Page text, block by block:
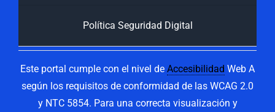
Política Seguridad Digital
Este portal cumple con el nivel de Accesibilidad Web A
según los requisitos de conformidad de las WCAG 2.0
y NTC 5854. Para una correcta visualización y